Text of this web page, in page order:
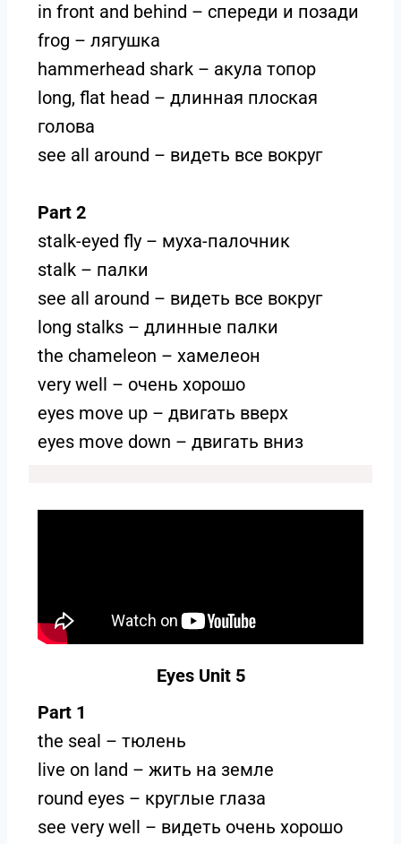
in front and behind – спереди и позади
frog – лягушка
hammerhead shark – акула топор
long, flat head – длинная плоская
голова
see all around – видеть все вокруг
Part 2
stalk-eyed fly – муха-палочник
stalk – палки
see all around – видеть все вокруг
long stalks – длинные палки
the chameleon – хамелеон
very well – очень хорошо
eyes move up – двигать вверх
eyes move down – двигать вниз
Eyes Unit 5
Part 1
the seal – тюлень
live on land – жить на земле
round eyes – круглые глаза
see very well – видеть очень хорошо